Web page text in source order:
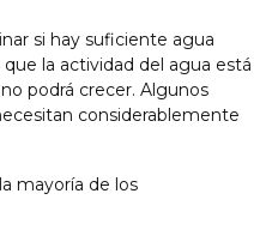
si hay suficiente agua
la actividad del agua está
podrá crecer. Algunos
considerablemente
mayoría de los